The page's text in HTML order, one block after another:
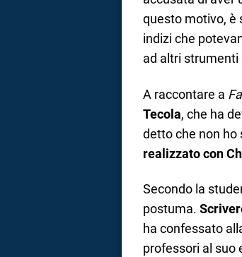
questo motivo, è
indizi che
ad altri strumenti
A raccontare a
Tecola, che ha
detto che non ho
realizzato con
Secondo la
postuma.
ha confessato
professori al suo